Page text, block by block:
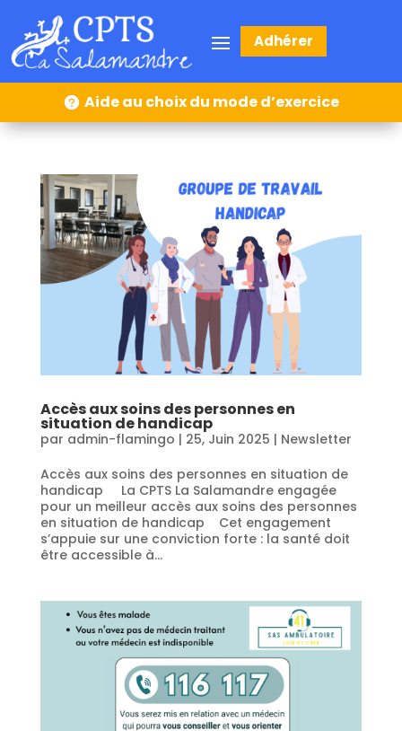
Adhérer
Aide au choix du mode d’exercice
Accès aux soins des personnes en
situation de handicap
par admin-flamingo | 25, Juin 2025 | Newsletter
Accès aux soins des personnes en situation de
handicap La CPTS La Salamandre engagée
pour un meilleur accès aux soins des personnes
en situation de handicap Cet engagement
s’appuie sur une conviction forte : la santé doit
être accessible à...